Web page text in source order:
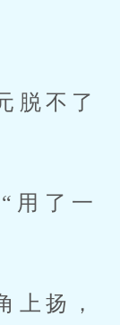
脱不了
用了一
上扬，